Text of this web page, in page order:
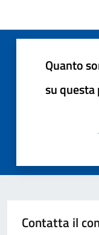
Quanto
su questa
Contatta il